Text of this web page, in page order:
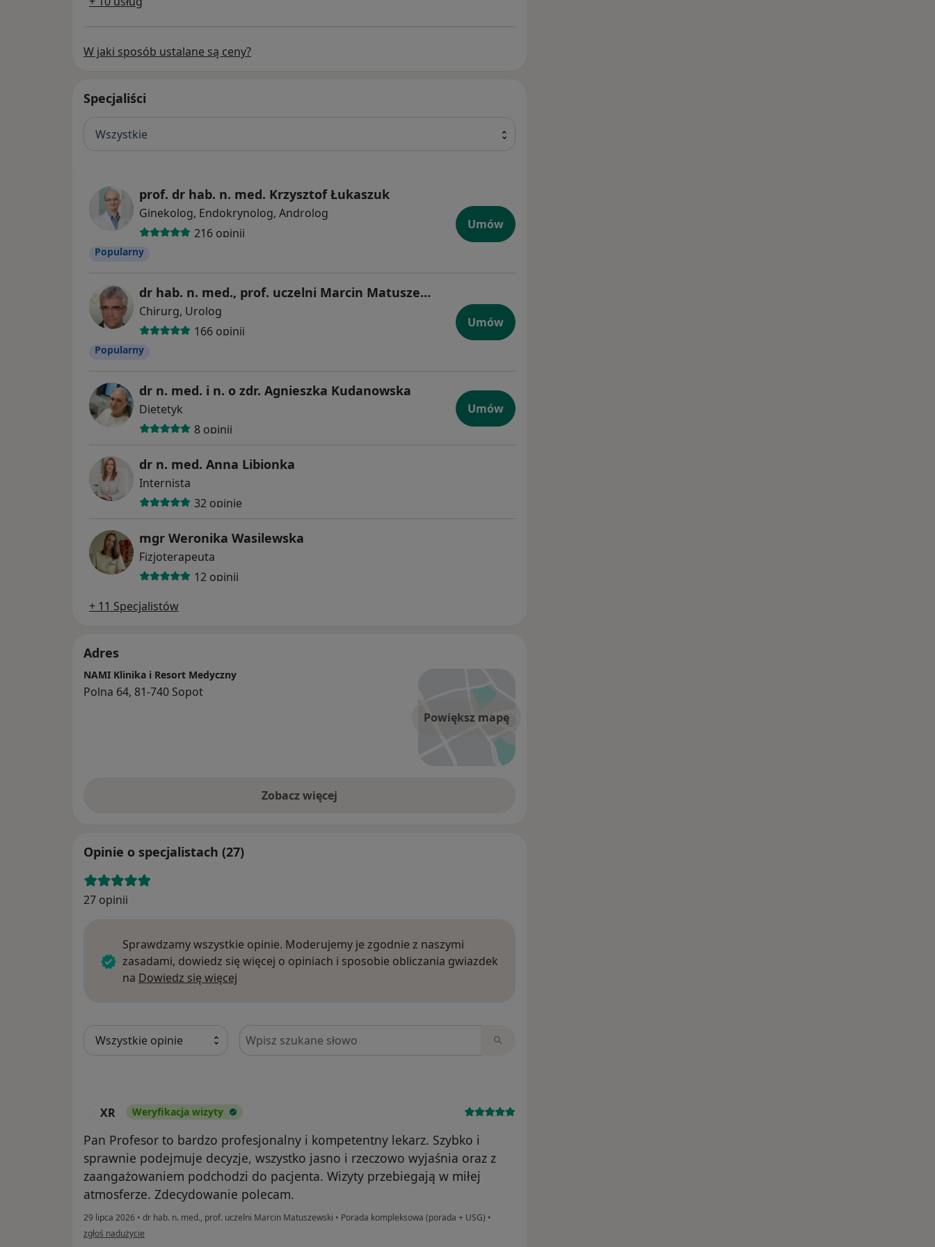
W jaki sposób ustalane są ceny?
Specjaliści
Wszystkie
prof. dr hab. n. med. Krzysztof Łukaszuk
Ginekolog, Endokrynolog, Androlog
216 opinii
Popularny
Umów
dr hab. n. med., prof. uczelni Marcin Matuszewski
Chirurg, Urolog
166 opinii
Popularny
Umów
dr n. med. i n. o zdr. Agnieszka Kudanowska
Dietetyk
8 opinii
Umów
dr n. med. Anna Libionka
Internista
32 opinie
mgr Weronika Wasilewska
Fizjoterapeuta
12 opinii
+ 11 Specjalistów
Adres
Powiększ mapę
NAMI Klinika i Resort Medyczny
Polna 64, 81-740 Sopot
Zobacz więcej
Opinie o specjalistach (27)
27 opinii
Sprawdzamy wszystkie opinie. Moderujemy je zgodnie z naszymi
zasadami, dowiedz się więcej o opiniach i sposobie obliczania gwiazdek
na Dowiedz się więcej
Szukaj w opiniach
XR Weryfikacja wizyty
Pan Profesor to bardzo profesjonalny i kompetentny lekarz. Szybko i
sprawnie podejmuje decyzje, wszystko jasno i rzeczowo wyjaśnia oraz z
zaangażowaniem podchodzi do pacjenta. Wizyty przebiegają w miłej
atmosferze. Zdecydowanie polecam.
29 lipca 2026 • dr hab. n. med., prof. uczelni Marcin Matuszewski • Porada kompleksowa (porada + USG) •
w opinii użytkownika XR
zgłoś nadużycie